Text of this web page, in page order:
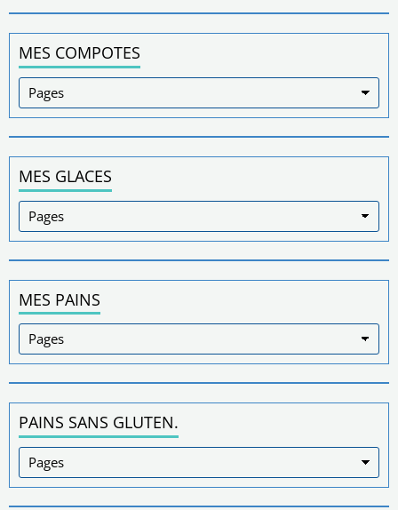
MES COMPOTES
MES GLACES
MES PAINS
PAINS SANS GLUTEN.